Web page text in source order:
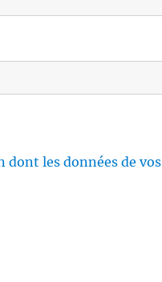
dont les données de vos